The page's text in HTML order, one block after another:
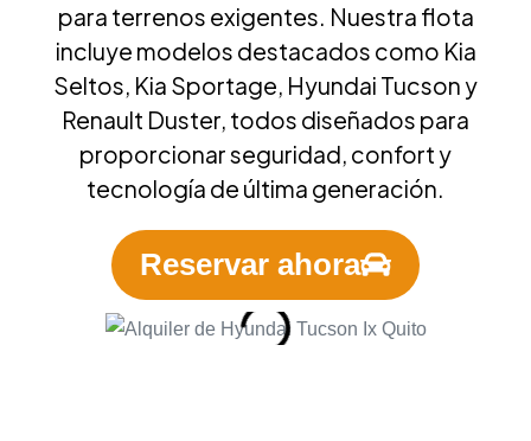
para terrenos exigentes. Nuestra flota
incluye modelos destacados como Kia
Seltos, Kia Sportage, Hyundai Tucson y
Renault Duster, todos diseñados para
proporcionar seguridad, confort y
tecnología de última generación.
Reservar ahora